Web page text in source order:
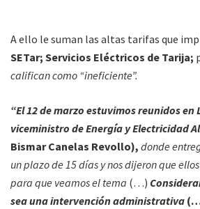
A ello le suman las altas tarifas que
SETar; Servicios Eléctricos de Tarija;
califican como “ineficiente”.
“El 12 de marzo estuvimos reunidos en
viceministro de Energía y Electricidad
Bismar Canelas Revollo), donde
un plazo de 15 días y nos dijeron que
para que veamos el tema (…)
sea una intervención administrativa